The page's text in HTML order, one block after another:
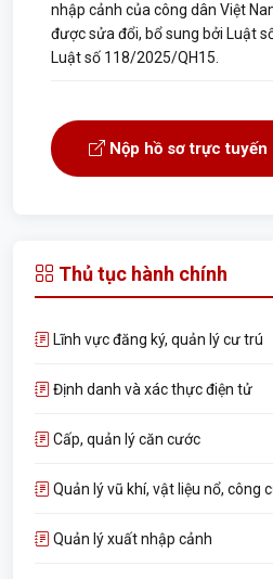
nhập cảnh của công dân Việt
được sửa đổi, bổ sung bởi Luật
Luật số 118/2025/QH15.
Nộp hồ sơ trực tuyến
Thủ tục hành chính
Lĩnh vực đăng ký, quản lý cư trú
Định danh và xác thực điện tử
Cấp, quản lý căn cước
Quản lý vũ khí, vật liệu nổ, công
Quản lý xuất nhập cảnh